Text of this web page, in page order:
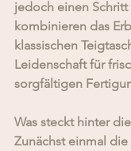
jedoch einen
kombinieren das
klassischen
Leidenschaft für
sorgfältigen
Was steckt hinter
Zunächst einmal